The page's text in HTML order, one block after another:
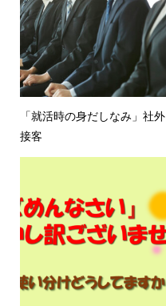
「就活時の身だしなみ」社外
接客